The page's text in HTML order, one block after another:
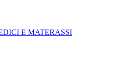
E MATERASSI